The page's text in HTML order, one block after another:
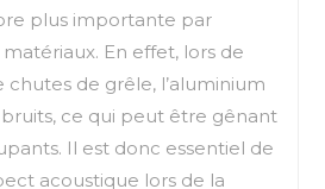
plus importante par
En effet, lors de
de grêle, l’aluminium
ce qui peut être gênant
Il est donc essentiel de
acoustique lors de la